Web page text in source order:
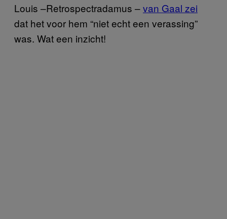
Louis –Retrospectradamus –van Gaal zei
dat het voor hem “niet echt een verassing”
was. Wat een inzicht!